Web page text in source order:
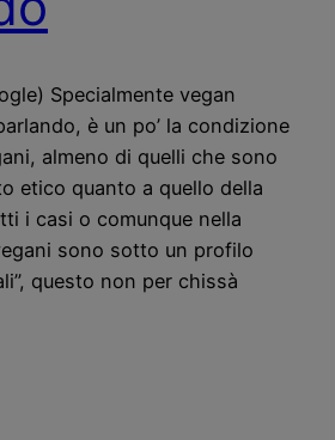
Specialmente vegan
è un po’ la condizione
almeno di quelli che sono
etico quanto a quello della
i casi o comunque nella
sono sotto un profilo
questo non per chissà